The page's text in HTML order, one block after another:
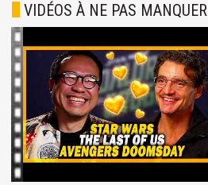
VIDÉOS À NE PAS MANQUER